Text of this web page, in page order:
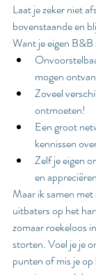
Laat je zeker niet
bovenstaande en
Want je eigen
mogen
Zoveel
ontmoeten!
Een groot
kennissen
Zelf je eigen
en
Maar ik samen
uitbaters op het
zomaar roekeloos
storten. Voel je je
punten of mis je